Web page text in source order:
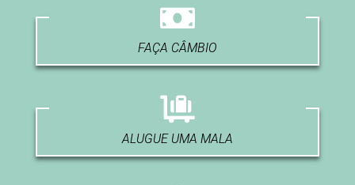
FAÇA CÂMBIO
ALUGUE UMA MALA